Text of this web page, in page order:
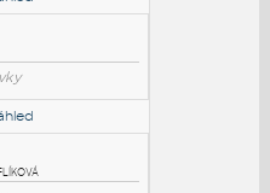
BLOKY
:
baterií, pro PCB